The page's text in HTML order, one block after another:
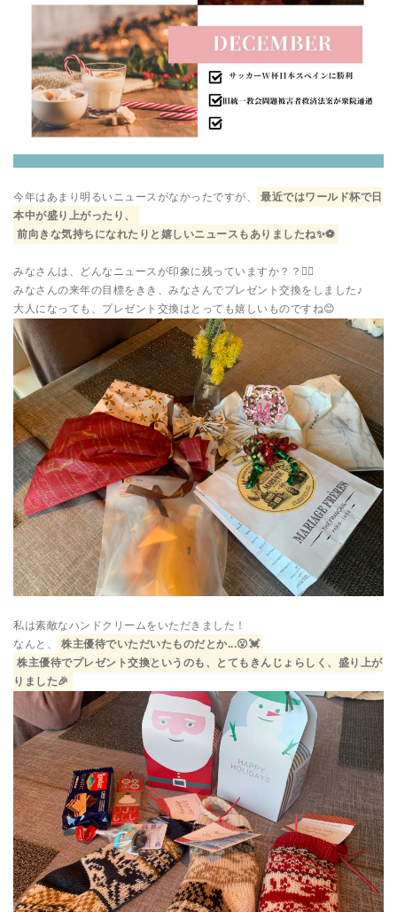
今年はあまり明るいニュースがなかったですが、
最近ではワールド杯で日
本中が盛り上がったり、
前向きな気持ちになれたりと嬉しいニュースもありましたね✨⚽
みなさんは、どんなニュースが印象に残っていますか？？😶‍🌫️
みなさんの来年の目標をきき、みなさんでプレゼント交換をしました♪
大人になっても、プレゼント交換はとっても嬉しいものですね😊
私は素敵なハンドクリームをいただきました！
なんと、
株主優待でいただいたものだとか...😮💓
株主優待でプレゼント交換というのも、とてもきんじょらしく、盛り上が
りました🎉